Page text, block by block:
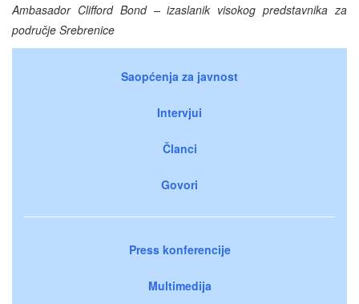
Ambasador Clifford Bond – izaslanik visokog predstavnika za
područje Srebrenice
Saopćenja za javnost
Intervjui
Članci
Govori
Press konferencije
Multimedija